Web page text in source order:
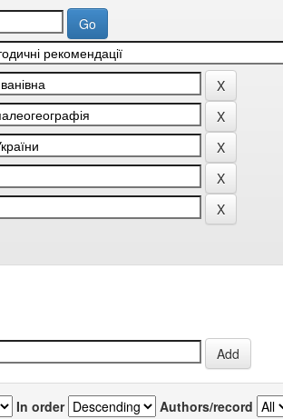
In order Authors/record